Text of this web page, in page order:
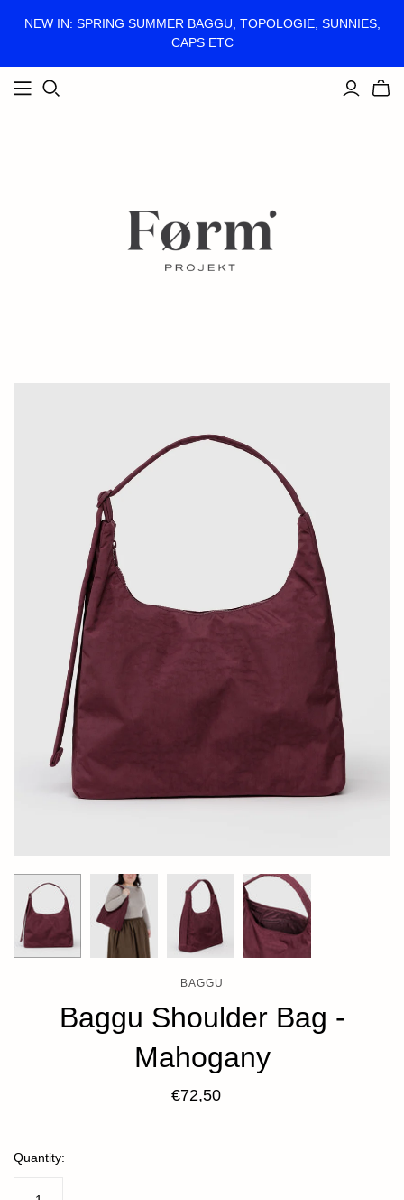
NEW IN: SPRING SUMMER BAGGU, TOPOLOGIE, SUNNIES,
CAPS ETC
BAGGU
Baggu Shoulder Bag -
Mahogany
€72,50
Quantity: